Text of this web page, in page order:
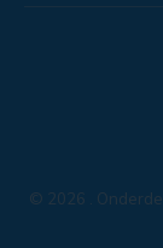
© 2026 .